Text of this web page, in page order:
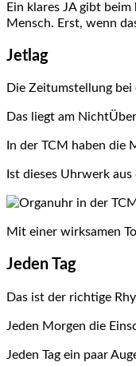
Ein klares JA gibt
Mensch. Erst, wenn
Jetlag
Die Zeitumstellung
Das liegt am
In der TCM haben die
Ist dieses Uhrwerk
Mit einer wirksamen
Jeden Tag
Das ist der richtige
Jeden Morgen die
Jeden Tag ein paar